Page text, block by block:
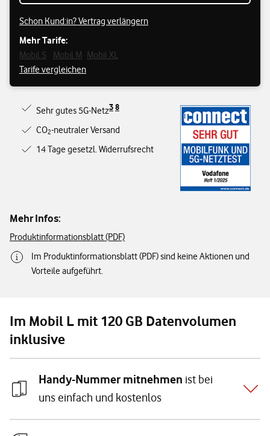
Schon Kund:in? Vertrag verlängern
Mehr Tarife:
Mobil S Mobil M Mobil XL
Tarife vergleichen
Sehr gutes 5G-Netz38
CO2-neutraler Versand
14 Tage gesetzl. Widerrufsrecht
Mehr Infos:
Produktinformationsblatt (PDF)
Im Produktinformationsblatt (PDF) sind keine Aktionen und
Vorteile aufgeführt.
Im Mobil L mit 120 GB Datenvolumen
inklusive
Handy-Nummer mitnehmen ist bei
uns einfach und kostenlos